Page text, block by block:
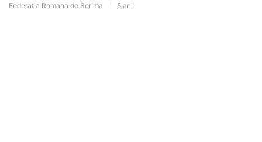
Federatia Romana de Scrima 5 ani